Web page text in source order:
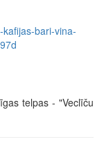
bari-vina-
telpas - "Veclīču